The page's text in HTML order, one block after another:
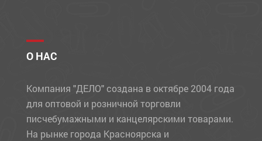
О НАС
Компания "ДЕЛО" создана в октябре 2004 года
для оптовой и розничной торговли
писчебумажными и канцелярскими товарами.
На рынке города Красноярска и